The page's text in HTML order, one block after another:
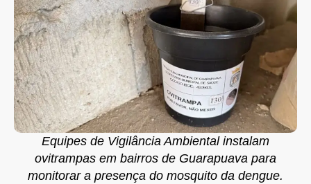
Equipes de Vigilância Ambiental instalam
ovitrampas em bairros de Guarapuava para
monitorar a presença do mosquito da dengue.